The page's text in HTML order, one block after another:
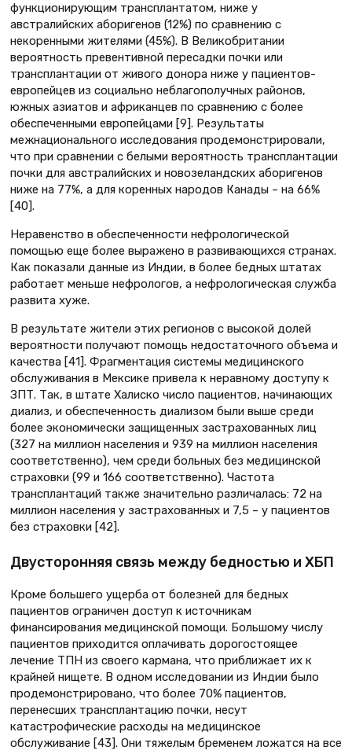
функционирующим трансплантатом, ниже у
австралийских аборигенов (12%) по сравнению с
некоренными жителями (45%). В Великобритании
вероятность превентивной пересадки почки или
трансплантации от живого донора ниже у пациентов-
европейцев из социально неблагополучных районов,
южных азиатов и африканцев по сравнению с более
обеспеченными европейцами [9]. Результаты
межнационального исследования продемонстрировали,
что при сравнении с белыми вероятность трансплантации
почки для австралийских и новозеландских аборигенов
ниже на 77%, а для коренных народов Канады – на 66%
[40].
Неравенство в обеспеченности нефрологической
помощью еще более выражено в развивающихся странах.
Как показали данные из Индии, в более бедных штатах
работает меньше нефрологов, а нефрологическая служба
развита хуже.
В результате жители этих регионов с высокой долей
вероятности получают помощь недостаточного объема и
качества [41]. Фрагментация системы медицинского
обслуживания в Мексике привела к неравному доступу к
ЗПТ. Так, в штате Халиско число пациентов, начинающих
диализ, и обеспеченность диализом были выше среди
более экономически защищенных застрахованных лиц
(327 на миллион населения и 939 на миллион населения
соответственно), чем среди больных без медицинской
страховки (99 и 166 соответственно). Частота
трансплантаций также значительно различалась: 72 на
миллион населения у застрахованных и 7,5 – у пациентов
без страховки [42].
Двусторонняя связь между бедностью и ХБП
Кроме большего ущерба от болезней для бедных
пациентов ограничен доступ к источникам
финансирования медицинской помощи. Большому числу
пациентов приходится оплачивать дорогостоящее
лечение ТПН из своего кармана, что приближает их к
крайней нищете. В одном исследовании из Индии было
продемонстрировано, что более 70% пациентов,
перенесших трансплантацию почки, несут
катастрофические расходы на медицинское
обслуживание [43]. Они тяжелым бременем ложатся на все